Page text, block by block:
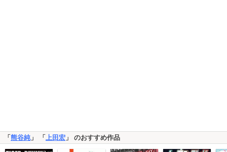
「熊谷純」 「 上田宏 」 のおすすめ作品